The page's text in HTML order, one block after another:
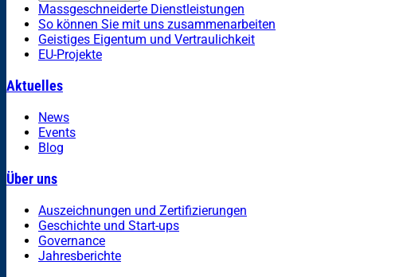
Massgeschneiderte Dienstleistungen
So können Sie mit uns zusammenarbeiten
Geistiges Eigentum und Vertraulichkeit
EU-Projekte
Aktuelles
News
Events
Blog
Über uns
Auszeichnungen und Zertifizierungen
Geschichte und Start-ups
Governance
Jahresberichte